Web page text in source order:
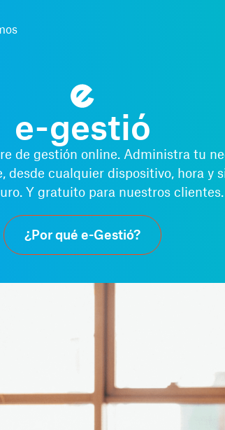
e-gestió
de gestión online. Administra tu
desde cualquier dispositivo, hora y
Y gratuito para nuestros clientes.
¿Por qué e-Gestió?